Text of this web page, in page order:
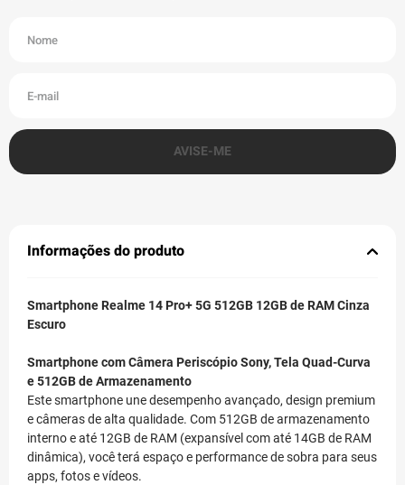
Informações do produto
Smartphone Realme 14 Pro+ 5G 512GB 12GB de RAM Cinza
Escuro
Smartphone com Câmera Periscópio Sony, Tela Quad-Curva
e 512GB de Armazenamento
Este smartphone une desempenho avançado, design premium
e câmeras de alta qualidade. Com 512GB de armazenamento
interno e até 12GB de RAM (expansível com até 14GB de RAM
dinâmica), você terá espaço e performance de sobra para seus
apps, fotos e vídeos.